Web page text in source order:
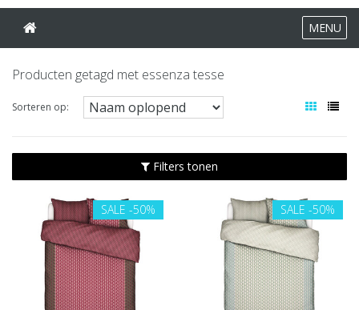
MENU
Producten getagd met essenza tesse
Sorteren op:
Filters tonen
SALE -50% SALE -50%